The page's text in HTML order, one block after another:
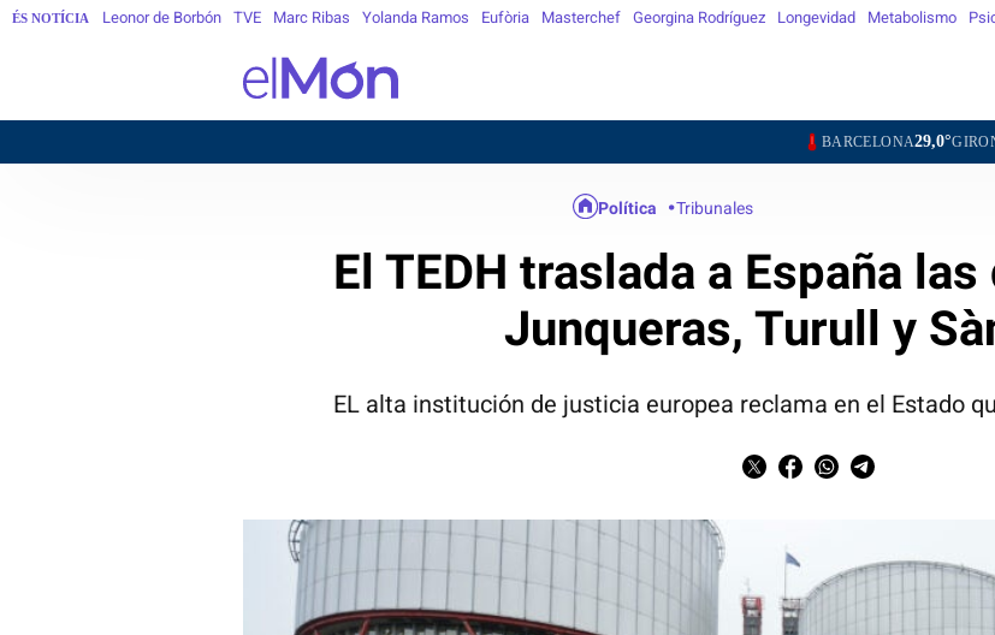
ÉS NOTÍCIA Leonor de Borbón TVE Marc Ribas Yolanda Ramos Eufòria Masterchef Georgina Rodríguez Longevidad Metabolismo
29,0°GIRONA28,9°LLEIDA
Política Tribunales
El TEDH traslada a España
Junqueras, Turull y
EL alta institución de justicia europea reclama en el Estado